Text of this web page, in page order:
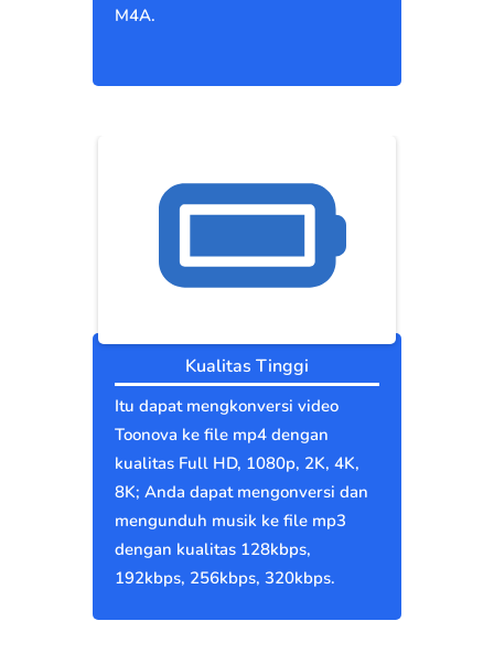
M4A.
Kualitas Tinggi
Itu dapat mengkonversi video
Toonova ke file mp4 dengan
kualitas Full HD, 1080p, 2K, 4K,
8K; Anda dapat mengonversi dan
mengunduh musik ke file mp3
dengan kualitas 128kbps,
192kbps, 256kbps, 320kbps.